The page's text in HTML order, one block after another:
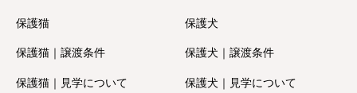
保護猫 保護犬
保護猫｜譲渡条件 保護犬｜譲渡条件
保護猫｜見学について 保護犬｜見学について